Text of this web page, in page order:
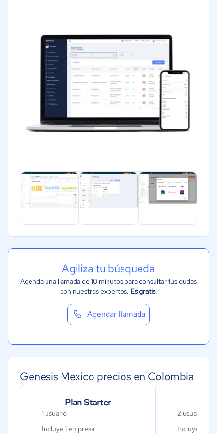
Agiliza tu búsqueda
Agenda una llamada de 10 minutos para consultar tus dudas
con nuestros expertos. Es gratis.
Agendar llamada
Genesis Mexico precios en Colombia
Plan Starter
1 usuario
Incluye 1 empresa
2 usuarios
Incluye 1